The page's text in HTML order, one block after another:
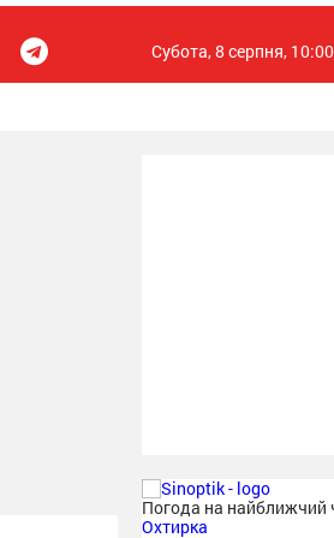
Субота, 8 серпня, 10:00
Погода на найближчий
Охтирка